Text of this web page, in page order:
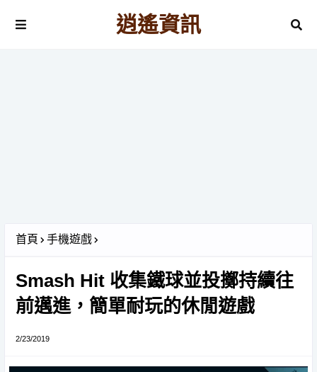
逍遙資訊
首頁 手機遊戲
Smash Hit 收集鐵球並投擲持續往
前邁進，簡單耐玩的休閒遊戲
2/23/2019